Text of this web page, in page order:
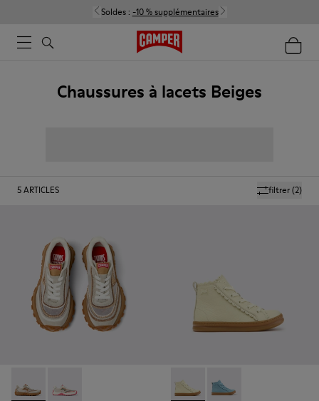
Soldes : -10 % supplémentaires
Chaussures à lacets Beiges
filtrer(2)
5ARTICLES
Twins - K800685-002 - Baskets en textile et en cuir
Twins - K800685-001 Runner - K900421-002 -
Runner - K900421-